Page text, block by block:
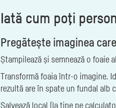
Iată cum poţi
Pregătește imaginea
Ștampilează și semnează o foaie
Transformă foaia într-o imagine.
rezultă are în spate un fundal alb
Salvează local (la tine pe